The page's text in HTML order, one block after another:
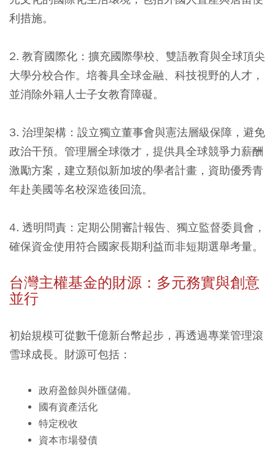
利措施。
2. 教育國際化： 擴充國際學校、雙語教育與全球頂尖
大學分校合作。培養具全球金融、科技視野的人才，
並消除外籍人士子女教育障礙。
3. 治理架構： 設立獨立董事會與憲法層級保障，避免
政治干預。管理層全球徵才，提供具全球競爭力薪酬
激勵方案，建立類似新加坡的學者計畫，資助優秀青
年赴美國等名校深造後回流。
4. 透明問責： 定期公開審計報告、獨立監督委員會，
確保資金使用符合國家長期利益而非短期選舉考量。
台灣主權基金的財源：多元務實與創意
並行
初始規模可從數千億新台幣起步，再透過專業管理滾
雪球成長。財源可包括：
政府盈餘與外匯儲備。
國有資產活化
特定稅收
資本市場發債